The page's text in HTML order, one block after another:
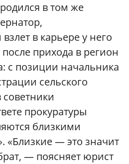
в том же
в карьере у него
прихода в регион
с позиции начальника
сельского
прокуратуры
близкими
«Близкие — это значит
— поясняет юрист